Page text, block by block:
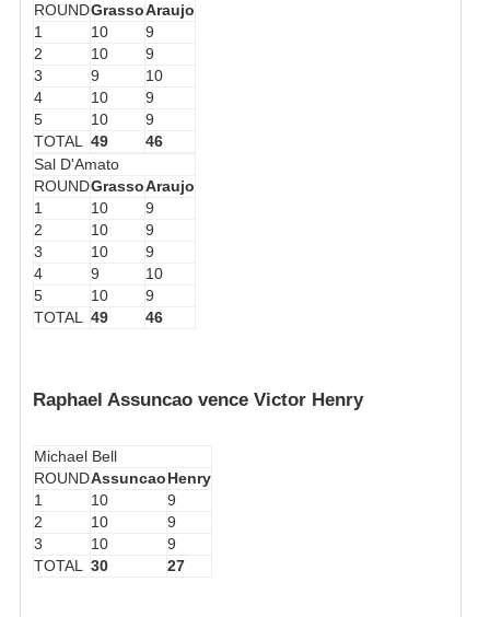
ROUNDGrassoAraujo
1
10
9
2
10
9
3
9
10
4
10
9
5
10
9
TOTAL 49
46
Sal D'Amato
ROUNDGrassoAraujo
1
10
9
2
10
9
3
10
9
4
9
10
5
10
9
TOTAL 49 46
Raphael Assuncao vence Victor Henry
Michael Bell
ROUNDAssuncaoHenry
1
10
9
2
10
9
3
10
9
TOTAL 30 27